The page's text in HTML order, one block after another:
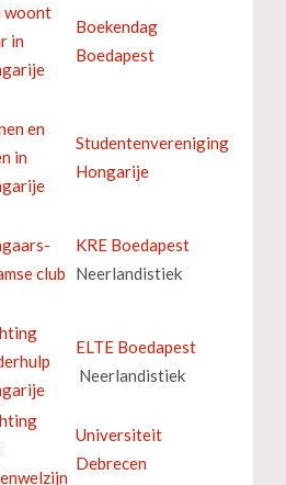
woont
in
Boekendag
Boedapest
en
in
Studentenvereniging
Hongarije
club
KRE Boedapest
Neerlandistiek
ELTE Boedapest
Neerlandistiek
Universiteit
Debrecen